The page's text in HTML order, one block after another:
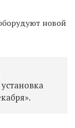
новой